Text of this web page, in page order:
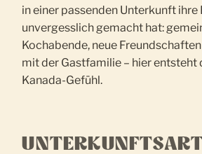
in einer passenden Unterkunft ihre
unvergesslich gemacht hat:
Kochabende, neue
mit der Gastfamilie – hier entsteht
Kanada-Gefühl.